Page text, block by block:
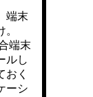
端末
端末
ルし
おく
ーシ